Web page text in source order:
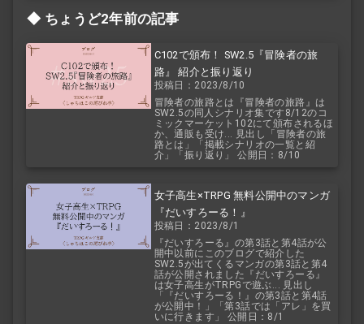
ちょうど2年前の記事
C102で頒布！ SW2.5『冒険者の旅
路』 紹介と振り返り
投稿日：2023/8/10
冒険者の旅路とは『冒険者の旅路』は
SW2.5の同人シナリオ集です8/12のコ
ミックマーケット102にて頒布されるほ
か、通販も受け... 見出し「冒険者の旅
路とは」「掲載シナリオの一覧と紹
介」「振り返り」 公開日：8/10
女子高生×TRPG 無料公開中のマンガ
『だいすろーる！』
投稿日：2023/8/1
『だいすろーる』の第3話と第4話が公
開中以前にこのブログで紹介した
SW2.5が出てくるマンガの第3話と第4
話が公開されました『だいすろーる』
は女子高生がTRPGで遊ぶ... 見出し
「『だいすろーる！』の第3話と第4話
が公開中！」「第3話では「アレ」を買
いに行きます」 公開日：8/1